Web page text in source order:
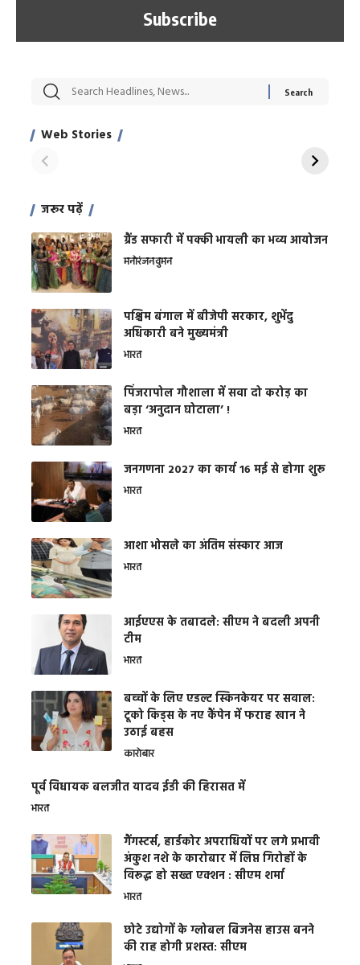
Web Stories
सट्टेबाजी में अरेस्ट हुए
साहिल खान
रोज एक कच्चे लहसुन
जरूर पढ़ें
ग्रैंड सफारी में पक्की भायली का भव्य आयोजन
मनोरंजनवुमन
पश्चिम बंगाल में बीजेपी सरकार, शुभेंदु
अधिकारी बने मुख्यमंत्री
भारत
​पिंजरापोल गौशाला में सवा दो करोड़ का
बड़ा ‘अनुदान घोटाला’ !
भारत
जनगणना 2027 का कार्य 16 मई से होगा शुरू
भारत
आशा भोसले का अंतिम संस्कार आज
भारत
आईएएस के तबादले: सीएम ने बदली अपनी
टीम
भारत
बच्चों के लिए एडल्ट स्किनकेयर पर सवाल:
टूको किड्स के नए कैंपेन में फराह खान ने
उठाई बहस
कारोबार
पूर्व विधायक बलजीत यादव ईडी की हिरासत में
भारत
गैंगस्टर्स, हार्डकोर अपराधियों पर लगे प्रभावी
अंकुश नशे के कारोबार में लिप्त गिरोहों के
विरूद्ध हो सख्त एक्शन : सीएम शर्मा
भारत
छोटे उद्योगों के ग्लोबल बिजनेस हाउस बनने
की राह होगी प्रशस्त: सीएम